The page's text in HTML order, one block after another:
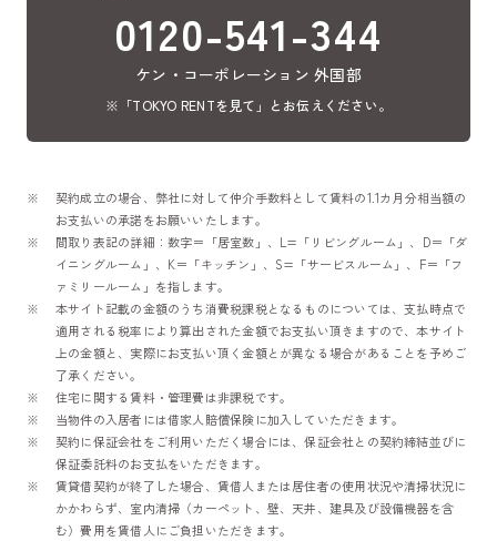
0120-541-344
ケン・コーポレーション 外国部
※「TOKYO RENTを見て」とお伝えください。
契約成立の場合、弊社に対して仲介手数料として賃料の1.1カ月分相当額の
お支払いの承諾をお願いいたします。
間取り表記の詳細：数字＝「居室数」、L=「リビングルーム」、D＝「ダ
イニングルーム」、K＝「キッチン」、S=「サービスルーム」、F＝「フ
ァミリールーム」を指します。
本サイト記載の金額のうち消費税課税となるものについては、支払時点で
適用される税率により算出された金額でお支払い頂きますので、本サイト
上の金額と、実際にお支払い頂く金額とが異なる場合があることを予めご
了承ください。
住宅に関する賃料・管理費は非課税です。
当物件の入居者には借家人賠償保険に加入していただきます。
契約に保証会社をご利用いただく場合には、保証会社との契約締結並びに
保証委託料のお支払をいただきます。
賃貸借契約が終了した場合、賃借人または居住者の使用状況や清掃状況に
かかわらず、室内清掃（カーペット、壁、天井、建具及び設備機器を含
む）費用を賃借人にご負担いただきます。